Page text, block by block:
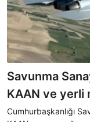
Savunma
KAAN ve yerli
uygun ilerliyor
Cumhurbaşkanlığı